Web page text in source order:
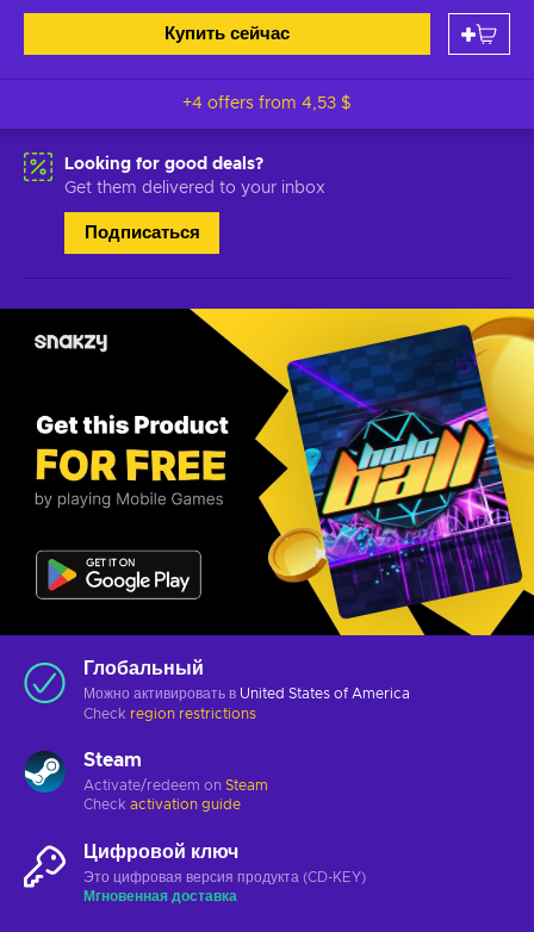
Купить сейчас
+4 offers from 4,53 $
Looking for good deals?
Get them delivered to your inbox
Подписаться
Глобальный
Можно активировать в United States of America
Check region restrictions
Steam
Activate/redeem on Steam
Check activation guide
Цифровой ключ
Это цифровая версия продукта (CD-KEY)
Мгновенная доставка